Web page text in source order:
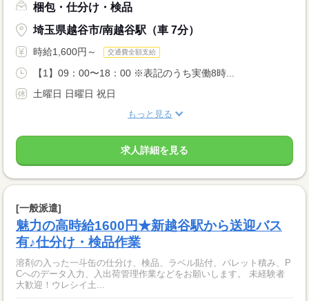
梱包・仕分け・検品
埼玉県越谷市/南越谷駅（車 7分）
時給1,600円～ 交通費全額支給
【1】09：00〜18：00 ※表記のうち実働8時...
土曜日 日曜日 祝日
もっと見る
求人詳細を見る
[一般派遣]
魅力の高時給1600円★新越谷駅から送迎バス
有♪仕分け・検品作業
溶剤の入った一斗缶の仕分け、検品、ラベル貼付、パレット積み、P
Cへのデータ入力、入出荷管理作業などをお願いします。 未経験者
大歓迎！ウレシイ土...